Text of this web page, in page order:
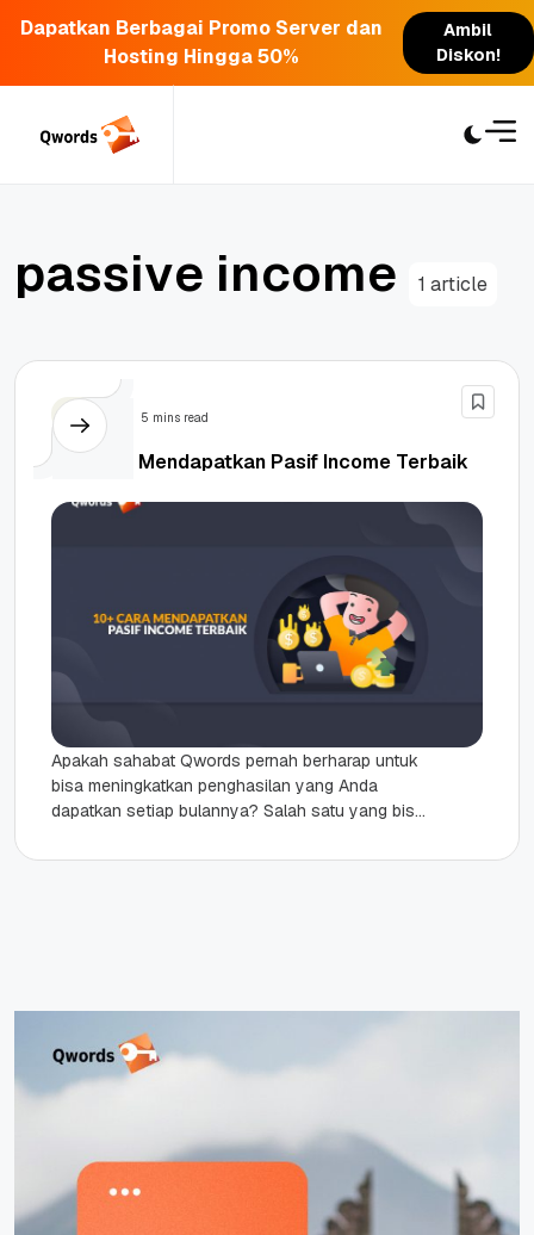
Dapatkan Berbagai Promo Server dan
Hosting Hingga 50%
Ambil
Diskon!
passive income 1 article
Bisnis 5 mins read
10+ Cara Mendapatkan Pasif Income Terbaik
Apakah sahabat Qwords pernah berharap untuk
bisa meningkatkan penghasilan yang Anda
dapatkan setiap bulannya? Salah satu yang bisa
income...